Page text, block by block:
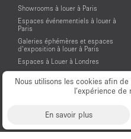
Nous utilisons les cookies afin
l’expérience de
En savoir plus
Showrooms à louer à Paris
Espaces événementiels à louer à
Paris
Galeries éphémères et espaces
d’exposition à louer à Paris
Espaces à Louer à Londres
Espaces à Louer à New York
Espaces à Louer à San Francisco
Espaces à Louer à Amsterdam